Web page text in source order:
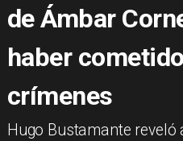
de Ámbar
haber
crímenes
Hugo Bustamante reveló